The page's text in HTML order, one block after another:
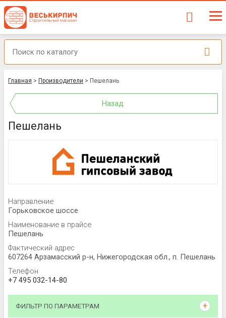
Главная > Производители > Пешелань
Назад
Пешелань
Направление
Горьковское шоссе
Наименование в прайсе
Пешелань
Фактический адрес
607264 Арзамасский р-н, Нижегородская обл., п. Пешелань
Телефон
+7 495 032-14-80
ФИЛЬТР ПО ПАРАМЕТРАМ